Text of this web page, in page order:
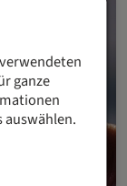
ganze
auswählen.